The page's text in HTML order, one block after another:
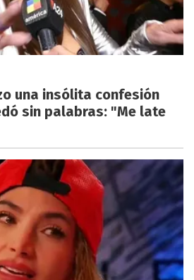
una insólita confesión
sin palabras: "Me late